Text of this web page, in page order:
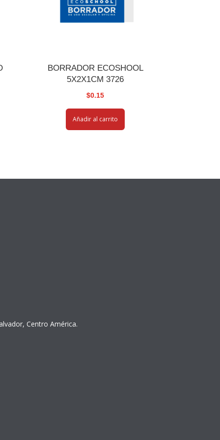
BORRADOR ECOSHOOL
5X2X1CM 3726
$0.15
Añadir al carrito
Centro América.